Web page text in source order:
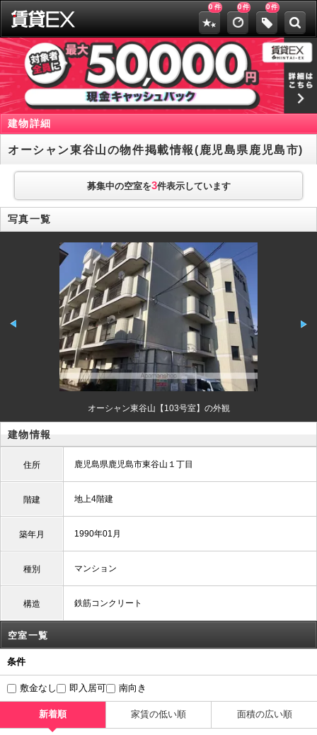
0 件 0件 0件
建物詳細
オーシャン東谷山の物件掲載情報(鹿児島県鹿児島市)
募集中の空室を3件表示しています
写真一覧
オーシャン東谷山【103号室】の外観
建物情報
住所 鹿児島県鹿児島市東谷山１丁目
階建 地上4階建
築年月 1990年01月
種別 マンション
構造 鉄筋コンクリート
空室一覧
条件
敷金なし 即入居可 南向き
新着順 家賃の低い順 面積の広い順